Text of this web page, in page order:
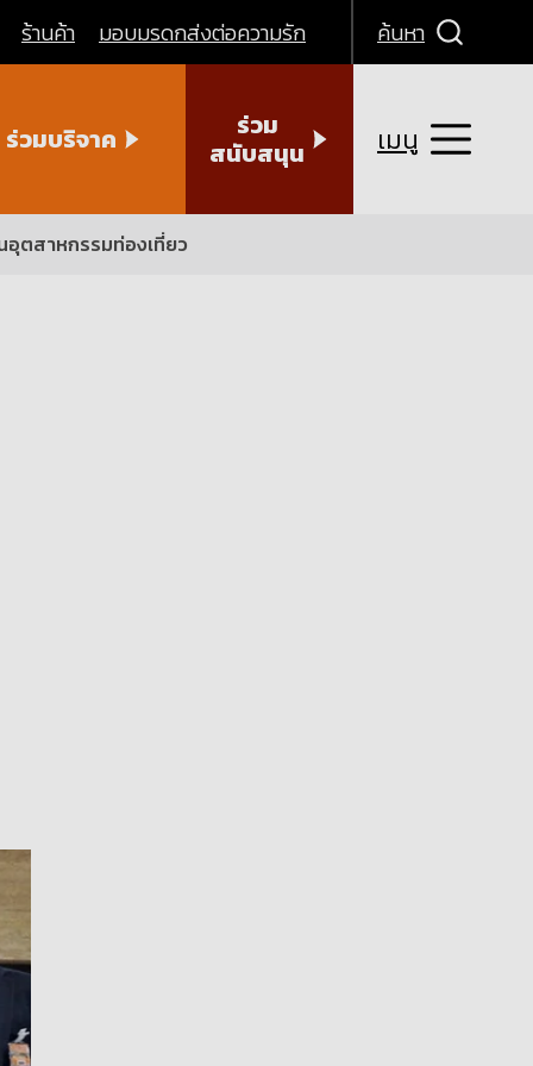
ร้านค้า มอบมรดกส่งต่อความรัก ค้นหา
ร่วมบริจาค
ร่วม
สนับสนุน
เมนู
ตสาหกรรมท่องเที่ยว